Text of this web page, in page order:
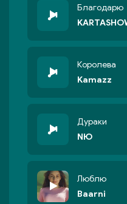
Благодарю
Королева
Kamazz
Дураки
NЮ
Люблю
Baarni